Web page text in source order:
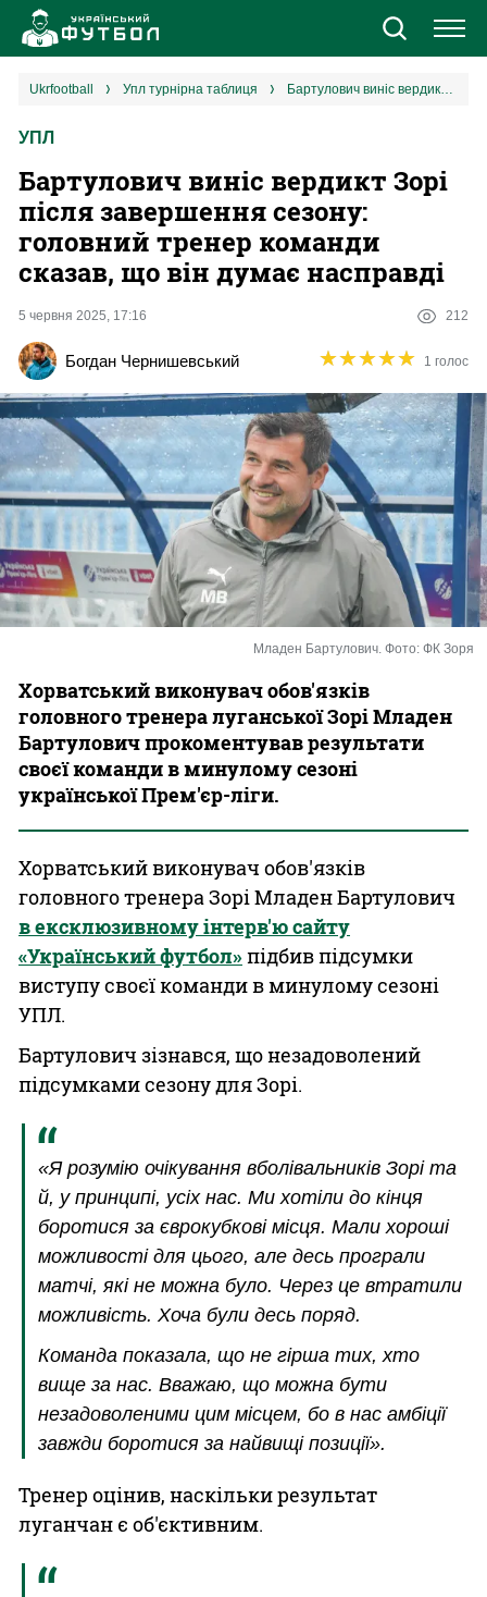
Новини
Єврокубки
УПЛ
2 ліга
Різне
Букмекери
Казино
ukrfootball упл турнірна таблиця Бартулович виніс вердикт Зорі після завершення сезону: головний тренер команди сказав, що він думає насправді
УПЛ
Бартулович виніс вердикт Зорі
після завершення сезону:
головний тренер команди
сказав, що він думає насправді
5 червня 2025, 17:16 212
Богдан Чернишевський ★★★★★
★★★★★ 1 голос
Младен Бартулович. Фото: ФК Зоря
Хорватський виконувач обов'язків
головного тренера луганської Зорі Младен
Бартулович прокоментував результати
своєї команди в минулому сезоні
української Прем'єр-ліги.
Хорватський виконувач обов'язків
головного тренера Зорі Младен Бартулович
в ексклюзивному інтерв'ю сайту
«Український футбол»підбив підсумки
виступу своєї команди в минулому сезоні
УПЛ.
Бартулович зізнався, що незадоволений
підсумками сезону для Зорі.
«Я розумію очікування вболівальників Зорі та
й, у принципі, усіх нас. Ми хотіли до кінця
боротися за єврокубкові місця. Мали хороші
можливості для цього, але десь програли
матчі, які не можна було. Через це втратили
можливість. Хоча були десь поряд.
Команда показала, що не гірша тих, хто
вище за нас. Вважаю, що можна бути
незадоволеними цим місцем, бо в нас амбіції
завжди боротися за найвищі позиції».
Тренер оцінив, наскільки результат
луганчан є об'єктивним.